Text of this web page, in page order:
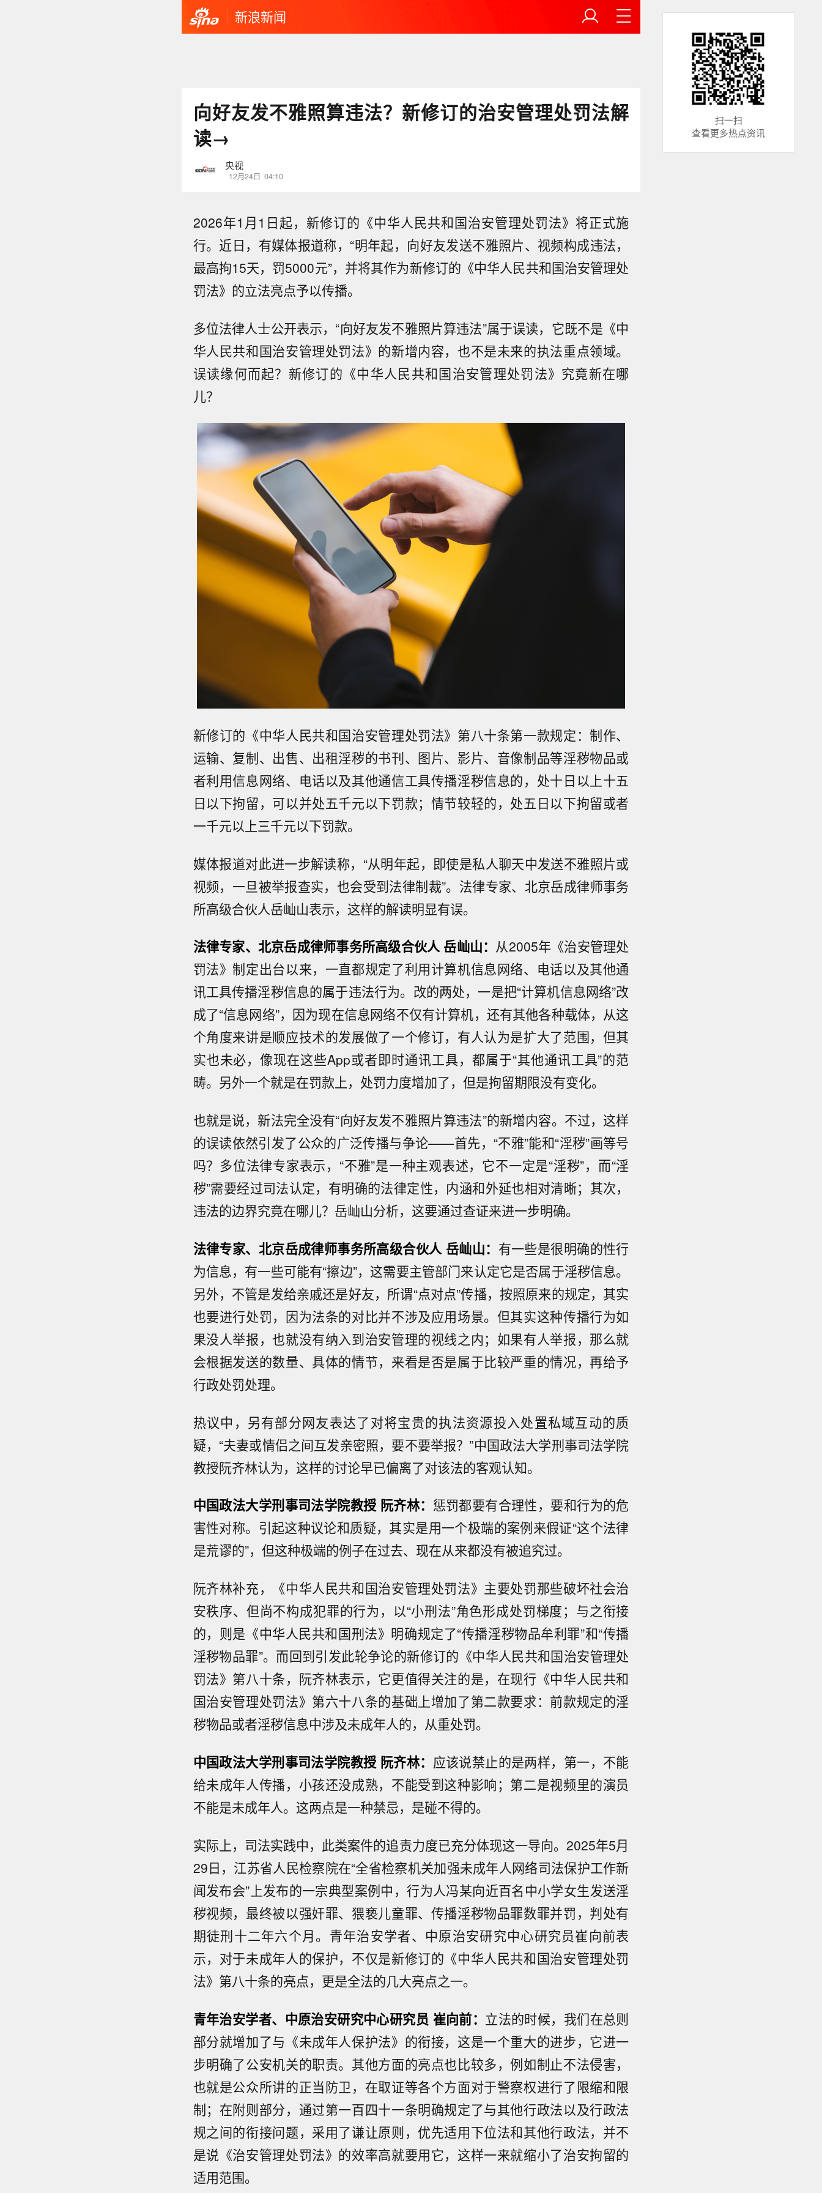
新浪新闻
向好友发不雅照算违法？新修订的治安管理处罚法解
读→
央视
12月24日 04:10
2026年1月1日起，新修订的《中华人民共和国治安管理处罚法》将正式施
行。近日，有媒体报道称，“明年起，向好友发送不雅照片、视频构成违法，
最高拘15天，罚5000元”，并将其作为新修订的《中华人民共和国治安管理处
罚法》的立法亮点予以传播。
多位法律人士公开表示，“向好友发不雅照片算违法”属于误读，它既不是《中
华人民共和国治安管理处罚法》的新增内容，也不是未来的执法重点领域。
误读缘何而起？新修订的《中华人民共和国治安管理处罚法》究竟新在哪
儿？
新修订的《中华人民共和国治安管理处罚法》第八十条第一款规定：制作、
运输、复制、出售、出租淫秽的书刊、图片、影片、音像制品等淫秽物品或
者利用信息网络、电话以及其他通信工具传播淫秽信息的，处十日以上十五
日以下拘留，可以并处五千元以下罚款；情节较轻的，处五日以下拘留或者
一千元以上三千元以下罚款。
媒体报道对此进一步解读称，“从明年起，即使是私人聊天中发送不雅照片或
视频，一旦被举报查实，也会受到法律制裁”。法律专家、北京岳成律师事务
所高级合伙人岳屾山表示，这样的解读明显有误。
法律专家、北京岳成律师事务所高级合伙人 岳屾山： 从2005年《治安管理处
罚法》制定出台以来，一直都规定了利用计算机信息网络、电话以及其他通
讯工具传播淫秽信息的属于违法行为。改的两处，一是把“计算机信息网络”改
成了“信息网络”，因为现在信息网络不仅有计算机，还有其他各种载体，从这
个角度来讲是顺应技术的发展做了一个修订，有人认为是扩大了范围，但其
实也未必，像现在这些App或者即时通讯工具，都属于“其他通讯工具”的范
畴。另外一个就是在罚款上，处罚力度增加了，但是拘留期限没有变化。
也就是说，新法完全没有“向好友发不雅照片算违法”的新增内容。不过，这样
的误读依然引发了公众的广泛传播与争论——首先，“不雅”能和“淫秽”画等号
吗？多位法律专家表示，“不雅”是一种主观表述，它不一定是“淫秽”，而“淫
秽”需要经过司法认定，有明确的法律定性，内涵和外延也相对清晰；其次，
违法的边界究竟在哪儿？岳屾山分析，这要通过查证来进一步明确。
法律专家、北京岳成律师事务所高级合伙人 岳屾山： 有一些是很明确的性行
为信息，有一些可能有“擦边”，这需要主管部门来认定它是否属于淫秽信息。
另外，不管是发给亲戚还是好友，所谓“点对点”传播，按照原来的规定，其实
也要进行处罚，因为法条的对比并不涉及应用场景。但其实这种传播行为如
果没人举报，也就没有纳入到治安管理的视线之内；如果有人举报，那么就
会根据发送的数量、具体的情节，来看是否是属于比较严重的情况，再给予
行政处罚处理。
热议中，另有部分网友表达了对将宝贵的执法资源投入处置私域互动的质
疑，“夫妻或情侣之间互发亲密照，要不要举报？”中国政法大学刑事司法学院
教授阮齐林认为，这样的讨论早已偏离了对该法的客观认知。
中国政法大学刑事司法学院教授 阮齐林： 惩罚都要有合理性，要和行为的危
害性对称。引起这种议论和质疑，其实是用一个极端的案例来假证“这个法律
是荒谬的”，但这种极端的例子在过去、现在从来都没有被追究过。
阮齐林补充，《中华人民共和国治安管理处罚法》主要处罚那些破坏社会治
安秩序、但尚不构成犯罪的行为，以“小刑法”角色形成处罚梯度；与之衔接
的，则是《中华人民共和国刑法》明确规定了“传播淫秽物品牟利罪”和“传播
淫秽物品罪”。而回到引发此轮争论的新修订的《中华人民共和国治安管理处
罚法》第八十条，阮齐林表示，它更值得关注的是，在现行《中华人民共和
国治安管理处罚法》第六十八条的基础上增加了第二款要求：前款规定的淫
秽物品或者淫秽信息中涉及未成年人的，从重处罚。
中国政法大学刑事司法学院教授 阮齐林： 应该说禁止的是两样，第一，不能
给未成年人传播，小孩还没成熟，不能受到这种影响；第二是视频里的演员
不能是未成年人。这两点是一种禁忌，是碰不得的。
实际上，司法实践中，此类案件的追责力度已充分体现这一导向。2025年5月
29日，江苏省人民检察院在“全省检察机关加强未成年人网络司法保护工作新
闻发布会”上发布的一宗典型案例中，行为人冯某向近百名中小学女生发送淫
秽视频，最终被以强奸罪、猥亵儿童罪、传播淫秽物品罪数罪并罚，判处有
期徒刑十二年六个月。青年治安学者、中原治安研究中心研究员崔向前表
示，对于未成年人的保护，不仅是新修订的《中华人民共和国治安管理处罚
法》第八十条的亮点，更是全法的几大亮点之一。
青年治安学者、中原治安研究中心研究员 崔向前： 立法的时候，我们在总则
部分就增加了与《未成年人保护法》的衔接，这是一个重大的进步，它进一
步明确了公安机关的职责。其他方面的亮点也比较多，例如制止不法侵害，
也就是公众所讲的正当防卫，在取证等各个方面对于警察权进行了限缩和限
制；在附则部分，通过第一百四十一条明确规定了与其他行政法以及行政法
规之间的衔接问题，采用了谦让原则，优先适用下位法和其他行政法，并不
是说《治安管理处罚法》的效率高就要用它，这样一来就缩小了治安拘留的
适用范围。
扫一扫
查看更多热点资讯